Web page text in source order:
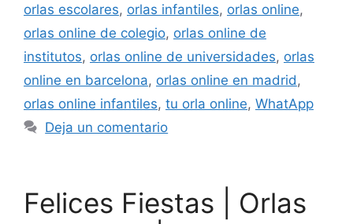
orlas escolares, orlas infantiles, orlas online,
orlas online de colegio, orlas online de
institutos, orlas online de universidades, orlas
online en barcelona, orlas online en madrid ,
orlas online infantiles, tu orla online, WhatApp
Deja un comentario
Felices Fiestas | Orlas